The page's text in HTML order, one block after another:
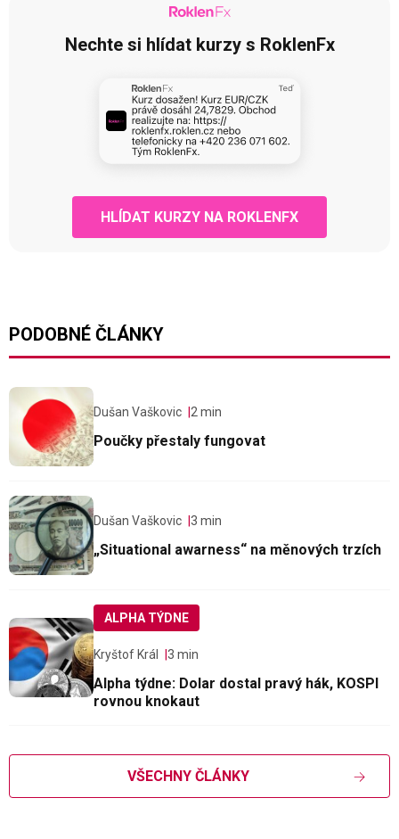
Nechte si hlídat kurzy s RoklenFx
HLÍDAT KURZY NA ROKLENFX
PODOBNÉ ČLÁNKY
Dušan Vaškovic 2 min
Poučky přestaly fungovat
Dušan Vaškovic 3 min
„Situational awarness“ na měnových trzích
ALPHA TÝDNE
Kryštof Král 3 min
Alpha týdne: Dolar dostal pravý hák, KOSPI
rovnou knokaut
VŠECHNY ČLÁNKY